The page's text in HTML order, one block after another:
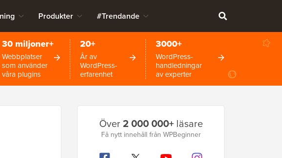
Produkter #Trendande
30 miljoner+
Webbplatser
som använder
våra plugins
20+
År av
WordPress-
erfarenhet
3000+
WordPress-
handledningar
av experter
Primär
sidofält
Över2 000 000+läsare
Få nytt innehåll från WPBeginner